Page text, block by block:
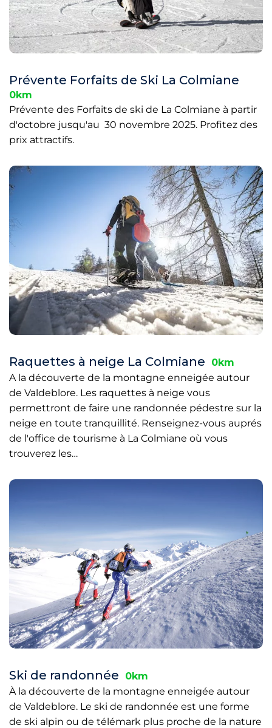
Prévente Forfaits de Ski La Colmiane
0km
Prévente des Forfaits de ski de La Colmiane à partir
d'octobre jusqu'au 30 novembre 2025. Profitez des
prix attractifs.
Raquettes à neige La Colmiane
0km
A la découverte de la montagne enneigée autour
de Valdeblore. Les raquettes à neige vous
permettront de faire une randonnée pédestre sur la
neige en toute tranquillité. Renseignez-vous auprés
de l'office de tourisme à La Colmiane où vous
trouverez les…
Ski de randonnée
0km
À la découverte de la montagne enneigée autour
de Valdeblore. Le ski de randonnée est une forme
de ski alpin ou de télémark plus proche de la nature